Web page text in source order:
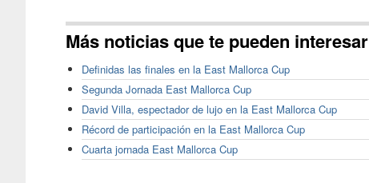
Más noticias que te pueden interesar
Definidas las finales en la East Mallorca Cup
Segunda Jornada East Mallorca Cup
David Villa, espectador de lujo en la East Mallorca Cup
Récord de participación en la East Mallorca Cup
Cuarta jornada East Mallorca Cup